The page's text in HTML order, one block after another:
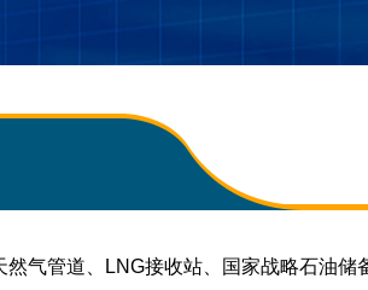
气管道、LNG接收站、国家战略石油